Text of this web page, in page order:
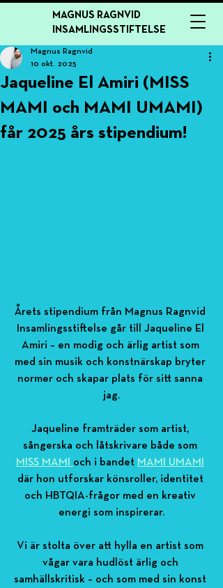
MAGNUS RAGNVID
INSAMLINGSSTIFTELSE
Jaqueline El Amiri (MISS
MAMI och MAMI UMAMI)
får 2025 års stipendium!
Magnus Ragnvid
10 okt. 2025
Årets stipendium från Magnus Ragnvid
Insamlingsstiftelse går till Jaqueline El
Amiri – en modig och ärlig artist som
med sin musik och konstnärskap bryter
normer och skapar plats för sitt sanna
jag.
Jaqueline framträder som artist,
sångerska och låtskrivare både som
MISS MAMI och i bandet MAMI UMAMI
där hon utforskar könsroller, identitet
och HBTQIA-frågor med en kreativ
energi som inspirerar.
Vi är stolta över att hylla en artist som
vågar vara hudlöst ärlig och
samhällskritisk – och som med sin konst